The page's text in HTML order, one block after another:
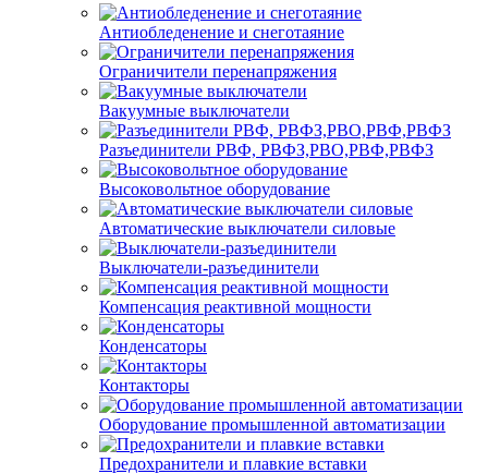
Антиобледенение и снеготаяние
Ограничители перенапряжения
Вакуумные выключатели
Разъединители РВФ, РВФЗ,РВО,РВФ,РВФЗ
Высоковольтное оборудование
Автоматические выключатели cиловые
Выключатели-разъединители
Компенсация реактивной мощности
Конденсаторы
Контакторы
Оборудование промышленной автоматизации
Предохранители и плавкие вставки